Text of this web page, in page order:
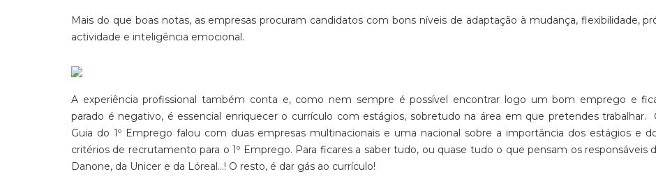
Mais do que boas notas, as empresas procuram candidatos com bons níveis de adaptação à mudança, flexibilidade,
actividade e inteligência emocional.
A experiência profissional também conta e, como nem sempre é possível encontrar logo um bom emprego e
parado é negativo, é essencial enriquecer o currículo com estágios, sobretudo na área em que pretendes trabalhar.
Guia do 1º Emprego falou com duas empresas multinacionais e uma nacional sobre a importância dos estágios e
critérios de recrutamento para o 1º Emprego. Para ficares a saber tudo, ou quase tudo o que pensam os responsáveis
Danone, da Unicer e da Lóreal…! O resto, é dar gás ao currículo!